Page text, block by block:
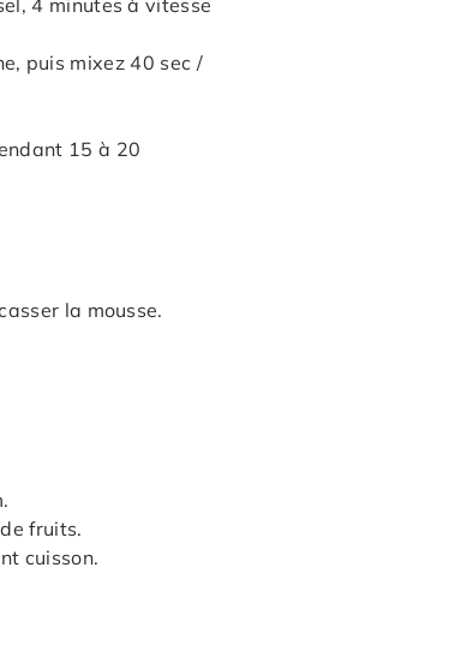
puis mixez 40 sec /
15 à 20
la mousse.
fruits.
cuisson.